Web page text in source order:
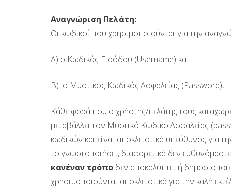
Αναγνώριση Πελάτη:
Οι κωδικοί που χρησιμοποιούνται για την
Α) ο Κωδικός Εισόδου (Username) και
Β) ο Μυστικός Κωδικός Ασφαλείας (Password),
Κάθε φορά που ο χρήστης/πελάτης τους
μεταβάλλει τον Μυστικό Κωδικό Ασφαλείας
κωδικών και είναι αποκλειστικά υπεύθυνος για
το γνωστοποιήσει, διαφορετικά δεν
κανέναν τρόπο δεν αποκαλύπτει ή
χρησιμοποιούνται αποκλειστικά για την καλή